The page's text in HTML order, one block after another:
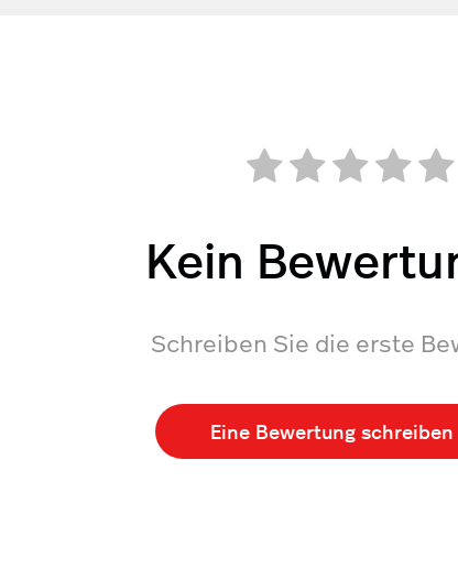
Kein
Schreiben Sie die erste
Eine Bewertung schreiben